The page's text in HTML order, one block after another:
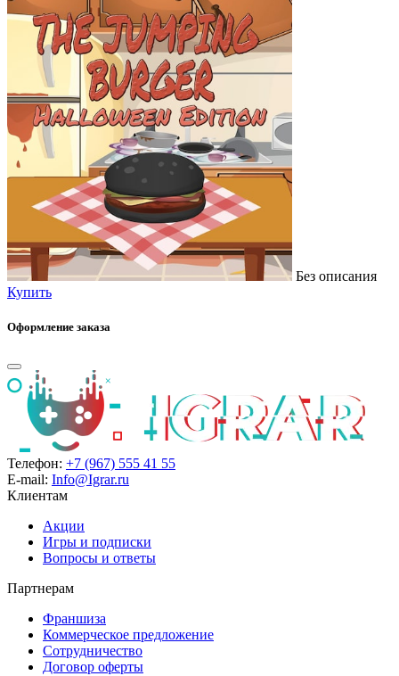
Без описания
Купить
Оформление заказа
Телефон: +7 (967) 555 41 55
E-mail: Info@Igrar.ru
Клиентам
Акции
Игры и подписки
Вопросы и ответы
Партнерам
Франшиза
Коммерческое предложение
Сотрудничество
Договор оферты